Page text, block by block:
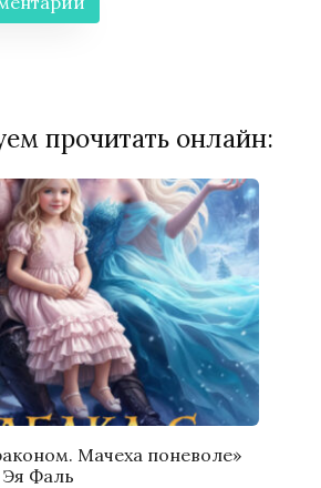
прочитать онлайн:
Мачеха поневоле»
Фаль